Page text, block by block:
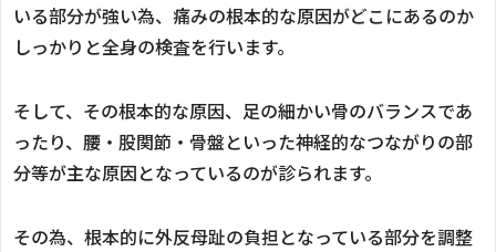
いる部分が強い為、痛みの根本的な原因がどこにあるのか
しっかりと全身の検査を行います。
そして、その根本的な原因、足の細かい骨のバランスであ
ったり、腰・股関節・骨盤といった神経的なつながりの部
分等が主な原因となっているのが診られます。
その為、根本的に外反母趾の負担となっている部分を調整